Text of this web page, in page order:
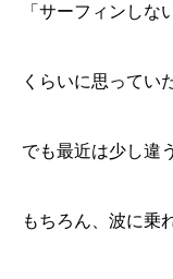
「サーフィンしな
くらいに思ってい
でも最近は少し違
もちろん、波に乗